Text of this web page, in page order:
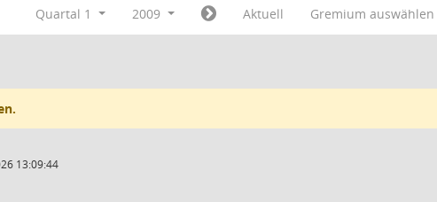
Quartal 1 2009 Aktuell Gremium auswählen
13:09:44